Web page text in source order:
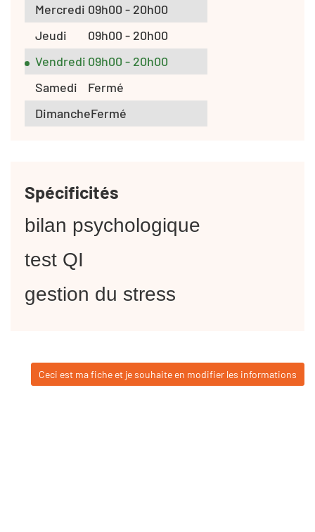
Mercredi 09h00 - 20h00
Jeudi
09h00 - 20h00
Vendredi 09h00 - 20h00
Samedi
Fermé
DimancheFermé
Spécificités
bilan psychologique
test QI
gestion du stress
Ceci est ma fiche et je souhaite en modifier les informations